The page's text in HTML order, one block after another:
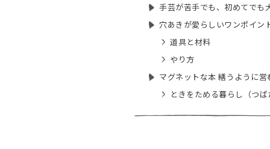
手芸が苦手でも、初めてでも
穴あきが愛らしいワンポイン
道具と材料
やり方
マグネットな本 繕うように
ときをためる暮らし（つ